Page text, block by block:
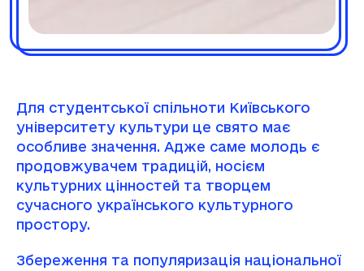
Для студентської спільноти Київського
університету культури це свято має
особливе значення. Адже саме молодь є
продовжувачем традицій, носієм
культурних цінностей та творцем
сучасного українського культурного
простору.
Збереження та популяризація національної